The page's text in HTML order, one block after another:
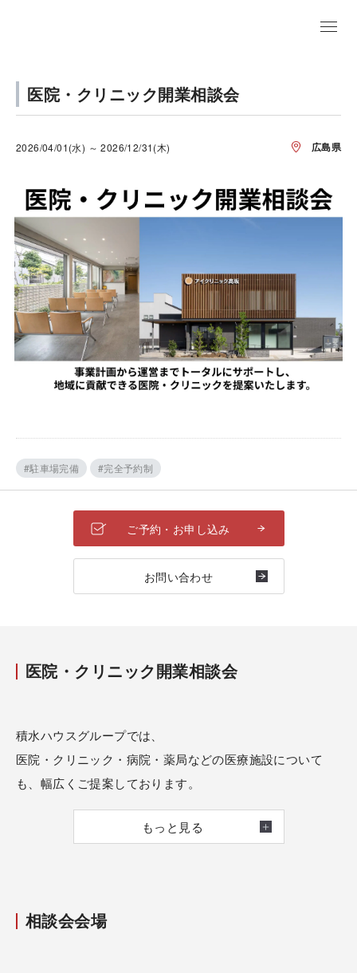
医院・クリニック開業相談会
2026/04/01(水) ～ 2026/12/31(木) 広島県
#駐車場完備 #完全予約制
ご予約・お申し込み
お問い合わせ
医院・クリニック開業相談会
もっと見る
積水ハウスグループでは、
医院・クリニック・病院・薬局などの医療施設について
も、幅広くご提案しております。
医院・クリニック専門のスタッフを配置し、先生方に安心
診療科目や運営スタイル、院内動線などを十分に考慮し
相談会会場